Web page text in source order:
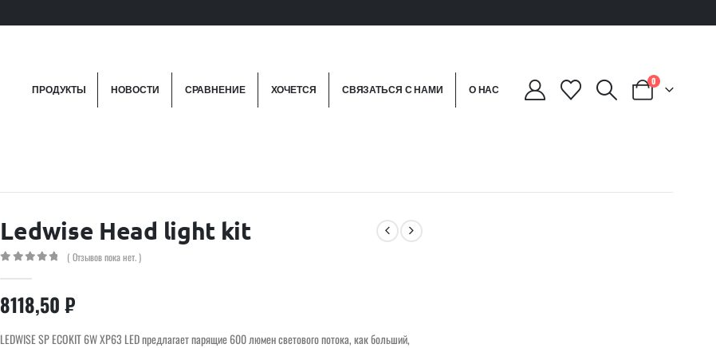
ПРОДУКТЫ НОВОСТИ СРАВНЕНИЕ ХОЧЕТСЯ СВЯЗАТЬСЯ С НАМИ О НАС
0
Ledwise Head light kit
( Отзывов пока нет. )
8118,50₽
LEDWISE SP ECOKIT 6W XP63 LED предлагает парящие 600 люмен светового потока, как больший,